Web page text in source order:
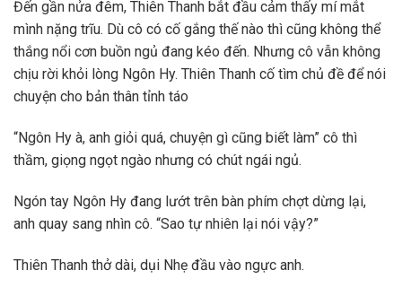
Đến gần nửa đêm, Thiên Thanh bắt đầu cảm thấy mí mắt
mình nặng trĩu. Dù cô có cố gắng thế nào thì cũng không thể
thắng nổi cơn buồn ngủ đang kéo đến. Nhưng cô vẫn không
chịu rời khỏi lòng Ngôn Hy. Thiên Thanh cố tìm chủ đề để nói
chuyện cho bản thân tỉnh táo
“Ngôn Hy à, anh giỏi quá, chuyện gì cũng biết làm” cô thì
thầm, giọng ngọt ngào nhưng có chút ngái ngủ.
Ngón tay Ngôn Hy đang lướt trên bàn phím chợt dừng lại,
anh quay sang nhìn cô. “Sao tự nhiên lại nói vậy?”
Thiên Thanh thở dài, dụi Nhẹ đầu vào ngực anh.